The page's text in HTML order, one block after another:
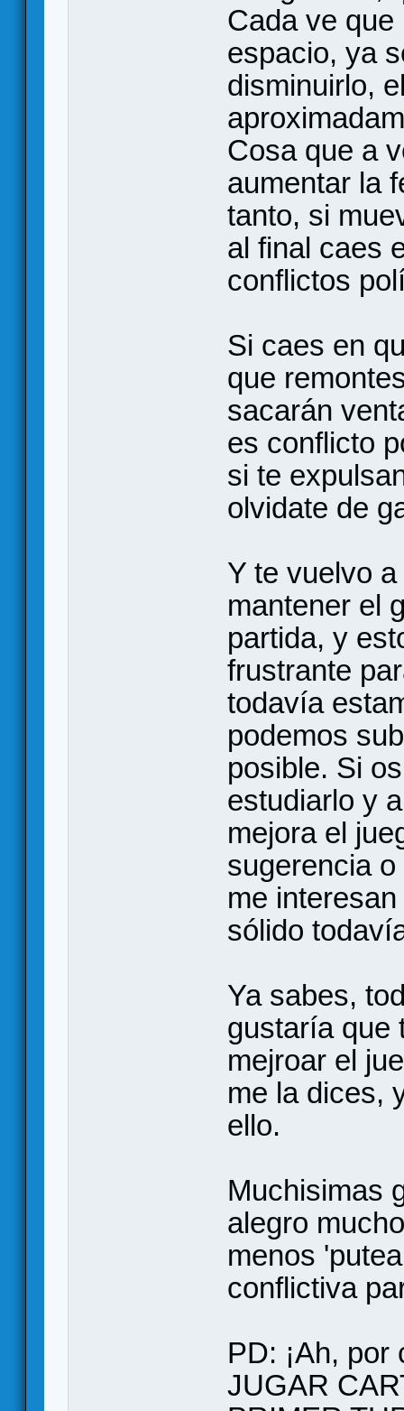
Cada ve
espacio, ya
disminuirlo,
Cosa que a
aumentar la
tanto, si
al final caes
conflictos
Si caes en
que
sacarán
es conflicto
si te
olvidate de
Y te vuelvo
mantener el
partida, y
frustrante
todavía
podemos
posible. Si
estudiarlo y
mejora el
sugerencia
me
sólido
Ya sabes,
gustaría que
mejroar el
me la dices,
ello.
Muchisimas
alegro
menos
conflictiva
PD: ¡Ah,
JUGAR